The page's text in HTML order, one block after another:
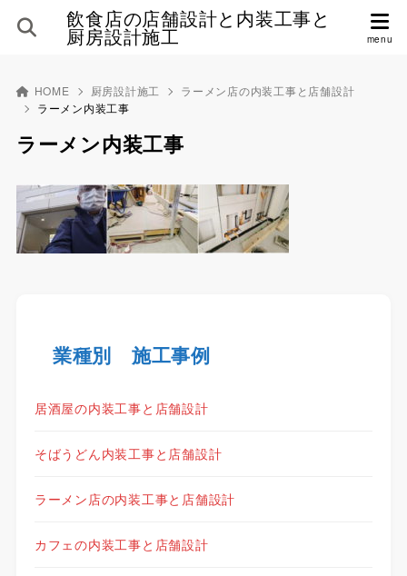
飲食店の店舗設計と内装工事と
厨房設計施工
HOME 厨房設計施工
ラーメン店の内装工事と店舗設計
ラーメン内装工事
ラーメン内装工事
業種別 施工事例
居酒屋の内装工事と店舗設計
そばうどん内装工事と店舗設計
ラーメン店の内装工事と店舗設計
カフェの内装工事と店舗設計